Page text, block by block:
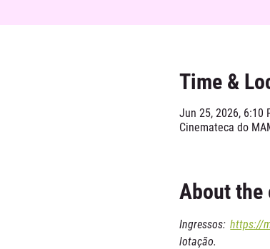
Time &
Jun 25, 2026, 6:10
Cinemateca do
About the
Ingressos: https://
lotação.